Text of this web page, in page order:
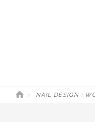
NAIL DESIGN :